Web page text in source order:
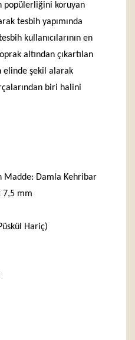
popülerliğini koruyan
tesbih yapımında
kullanıcılarının en
altından çıkartılan
elinde şekil alarak
biri halini
Madde: Damla Kehribar
7,5 mm
Hariç)